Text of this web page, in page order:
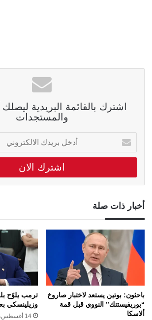
اشترك بالقائمة البريدية ليصلك
والمستجدات
أدخل
بريدك
الالكتروني
أخبار ذات صلة
باحثون: بوتين يستعد لاختبار صاروخ
“بوريفيستنك” النووي قبل قمة
ألاسكا
ترمب يلوّح
وزيلينسكي
14 أغسطس، 2025